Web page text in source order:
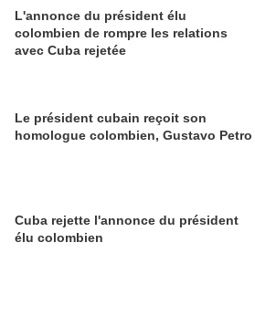
L'annonce du président élu
colombien de rompre les relations
avec Cuba rejetée
Le président cubain reçoit son
homologue colombien, Gustavo Petro
Cuba rejette l'annonce du président
élu colombien